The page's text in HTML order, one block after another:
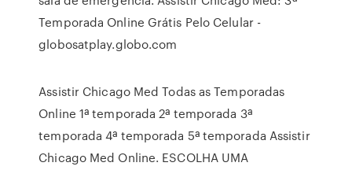
Temporada Online Grátis Pelo Celular -
globosatplay.globo.com
Assistir Chicago Med Todas as Temporadas
Online 1ª temporada 2ª temporada 3ª
temporada 4ª temporada 5ª temporada Assistir
Chicago Med Online. ESCOLHA UMA